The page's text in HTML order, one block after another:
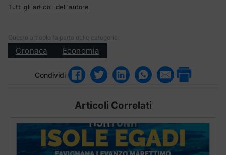
Tutti gli articoli dell'autore
Questo articolo fa parte delle categorie:
Cronaca Economia
Condividi
Articoli Correlati